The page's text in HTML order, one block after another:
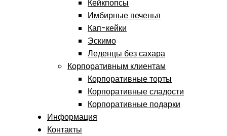
Кейкпопсы
Имбирные печенья
Кап-кейки
Эскимо
Леденцы без сахара
Корпоративным клиентам
Корпоративные торты
Корпоративные сладости
Корпоративные подарки
Информация
Контакты